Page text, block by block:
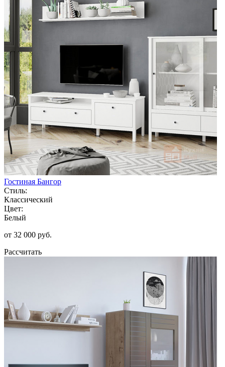
Гостиная Бангор
Стиль:
Классический
Цвет:
Белый
от 32 000 руб.
Рассчитать